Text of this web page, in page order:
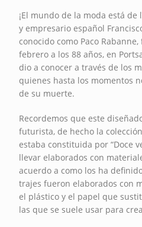
¡El mundo de la moda está
y empresario español
conocido como Paco
febrero a los 88 años, en
dio a conocer a través de los
quienes hasta los momentos
de su muerte.
Recordemos que este
futurista, de hecho la
estaba constituida por “Doce
llevar elaborados con
acuerdo a como los ha
trajes fueron elaborados con
el plástico y el papel que
las que se suele usar para